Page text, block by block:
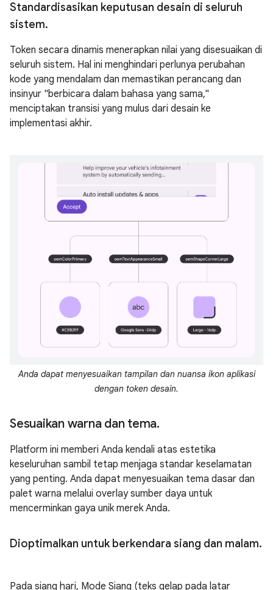
Standardisasikan keputusan desain di seluruh
sistem.
Token secara dinamis menerapkan nilai yang disesuaikan di
seluruh sistem. Hal ini menghindari perlunya perubahan
kode yang mendalam dan memastikan perancang dan
insinyur "berbicara dalam bahasa yang sama,"
menciptakan transisi yang mulus dari desain ke
implementasi akhir.
Anda dapat menyesuaikan tampilan dan nuansa ikon aplikasi
dengan token desain.
Sesuaikan warna dan tema.
Platform ini memberi Anda kendali atas estetika
keseluruhan sambil tetap menjaga standar keselamatan
yang penting. Anda dapat menyesuaikan tema dasar dan
palet warna melalui overlay sumber daya untuk
mencerminkan gaya unik merek Anda.
Dioptimalkan untuk berkendara siang dan malam.
Pada siang hari, Mode Siang (teks gelap pada latar